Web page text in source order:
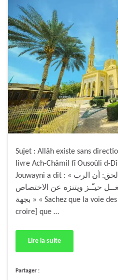
Sujet : Allâh existe sans
livre Ach-Châmil fî Ousoûli d-
Jouwayni a dit : « واعلموا أن مذهب أهل الحق: أن الرب
حيـّـز ويتنزه عن الاختصاص
بجهة » « Sachez que la voie des gens de la vérité : c’est [de
croire] que …
Lire la suite
Partager :